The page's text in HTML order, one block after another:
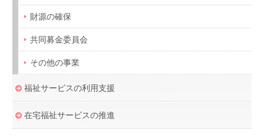
財源の確保
共同募金委員会
その他の事業
福祉サービスの利用支援
在宅福祉サービスの推進